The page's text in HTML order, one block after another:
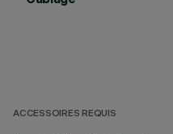
ACCESSOIRES REQUIS